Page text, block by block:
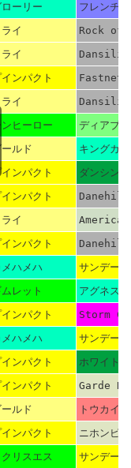
ローリー
フレンチ
イ
Rock of
イ
Dansili
ンパクト
Fastnet
イ
Dansili
ヒーロー
ディアブロ
ルド
キングカ
ンパクト
ダンシン
ンパクト
Danehill
イ
ンパクト
Danehill
ハメハ
サンデー
レット
アグネス
ンパクト
Storm
ハメハ
サンデー
ンパクト
ホワイト
ンパクト
Garde
ルド
トウカイ
ンパクト
ニホンピ
リスエス サンデー